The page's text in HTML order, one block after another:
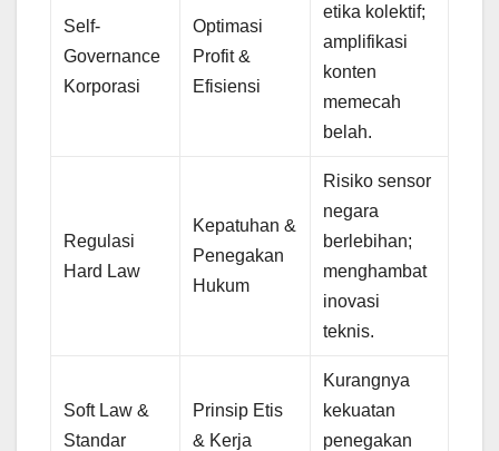
Self-
Governance
Korporasi
Optimasi
Profit &
Efisiensi
etika kolektif;
amplifikasi
konten
memecah
belah.
Regulasi
Hard Law
Kepatuhan &
Penegakan
Hukum
Risiko sensor
negara
berlebihan;
menghambat
inovasi
teknis.
Soft Law &
Standar
Prinsip Etis
& Kerja
Kurangnya
kekuatan
penegakan